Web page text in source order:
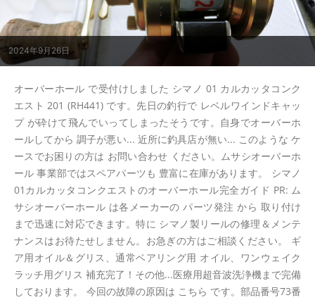
2024年9月26日
オーバーホール で受付けしました シマノ 01 カルカッタコンク
エスト 201 (RH441) です。先日の釣行で レベルワインドキャッ
プ が砕けて飛んでいってしまったそうです。自身でオーバーホ
ールしてから 調子が悪い... 近所に釣具店が無い... このような ケ
ースでお困りの方は お問い合わせ ください。ムサシオーバーホ
ール 事業部ではスペアパーツも 豊富に在庫があります。 シマノ
01カルカッタコンクエストのオーバーホール完全ガイド PR: ム
サシオーバーホール は各メーカーの パーツ発注 から 取り付け
まで迅速に対応できます。特に シマノ製リールの修理＆メンテ
ナンスはお待たせしません。お急ぎの方はご相談ください。 ギ
ア用オイル＆グリス、通常ベアリング用 オイル、ワンウェイク
ラッチ用グリス 補充完了！その他...医療用超音波洗浄機まで完備
しております。 今回の故障の原因は こちら です。部品番号73番